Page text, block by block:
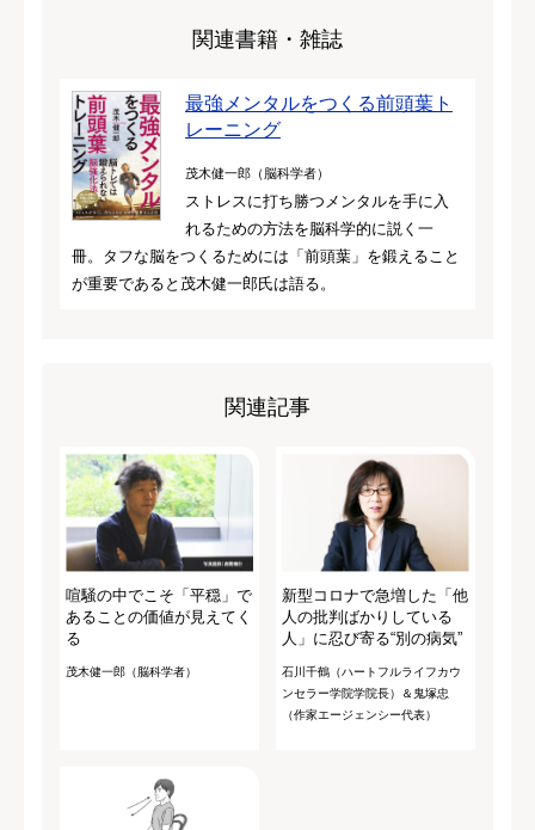
関連書籍・雑誌
最強メンタルをつくる前頭葉ト
レーニング
茂木健一郎（脳科学者）
ストレスに打ち勝つメンタルを手に入
れるための方法を脳科学的に説く一
冊。タフな脳をつくるためには「前頭葉」を鍛えること
が重要であると茂木健一郎氏は語る。
関連記事
喧騒の中でこそ「平穏」で
あることの価値が見えてく
る
茂木健一郎（脳科学者）
新型コロナで急増した「他
人の批判ばかりしている
人」に忍び寄る“別の病気”
石川千鶴（ハートフルライフカウ
ンセラー学院学院長）＆鬼塚忠
（作家エージェンシー代表）